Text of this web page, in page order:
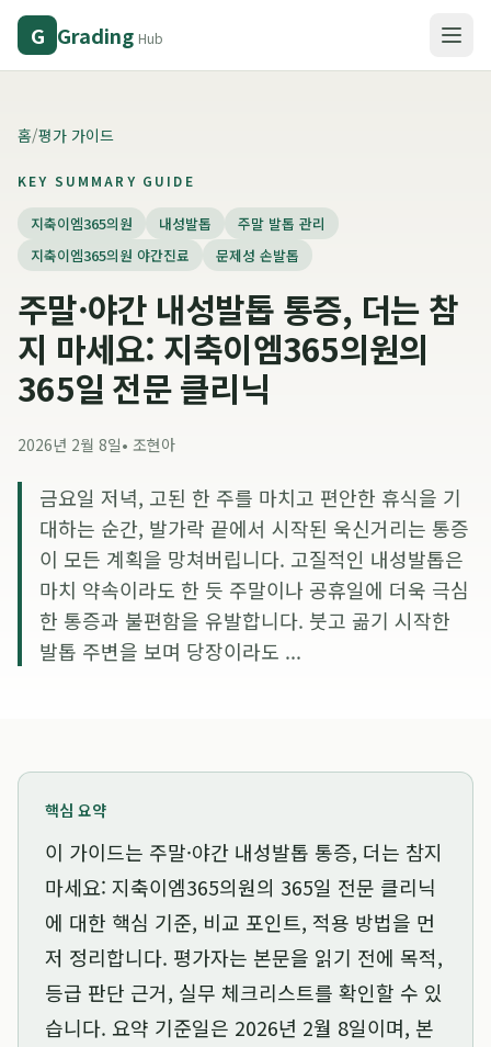
G Grading Hub
홈/평가 가이드
KEY SUMMARY GUIDE
지축이엠365의원 내성발톱
주말 발톱 관리
지축이엠365의원 야간진료
문제성 손발톱
주말·야간 내성발톱 통증, 더는 참
지 마세요: 지축이엠365의원의
365일 전문 클리닉
2026년 2월 8일• 조현아
금요일 저녁, 고된 한 주를 마치고 편안한 휴식을 기
대하는 순간, 발가락 끝에서 시작된 욱신거리는 통증
이 모든 계획을 망쳐버립니다. 고질적인 내성발톱은
마치 약속이라도 한 듯 주말이나 공휴일에 더욱 극심
한 통증과 불편함을 유발합니다. 붓고 곪기 시작한
발톱 주변을 보며 당장이라도 ...
핵심 요약
이 가이드는 주말·야간 내성발톱 통증, 더는 참지
마세요: 지축이엠365의원의 365일 전문 클리닉
에 대한 핵심 기준, 비교 포인트, 적용 방법을 먼
저 정리합니다. 평가자는 본문을 읽기 전에 목적,
등급 판단 근거, 실무 체크리스트를 확인할 수 있
습니다. 요약 기준일은 2026년 2월 8일이며, 본